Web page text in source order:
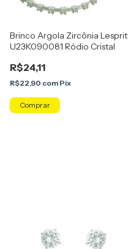
Brinco Argola Zircônia Lesprit
U23K090081 Ródio Cristal
R$24,11
R$22,90 com Pix